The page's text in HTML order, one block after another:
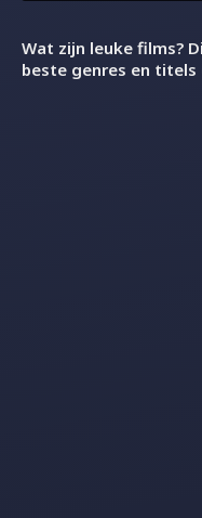
Wat zijn leuke films?
beste genres en titels